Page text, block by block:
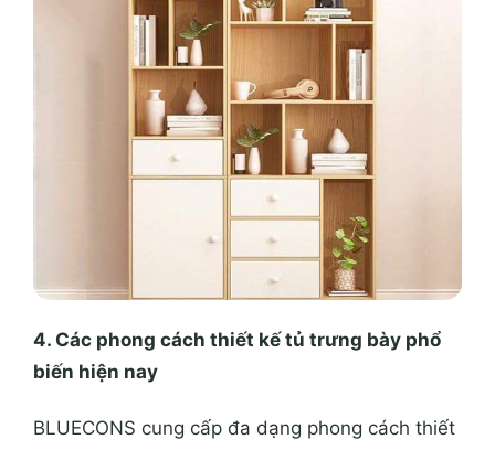
4. Các phong cách thiết kế tủ trưng bày phổ
biến hiện nay
BLUECONS cung cấp đa dạng phong cách thiết